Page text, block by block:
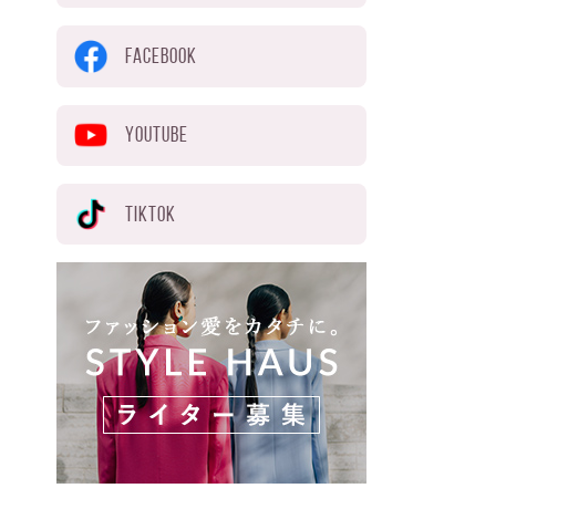
FACEBOOK
YOUTUBE
TIKTOK